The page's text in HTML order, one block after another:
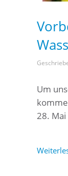
Um
28.